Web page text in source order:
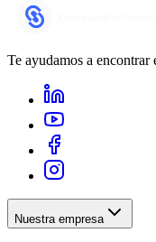
Te ayudamos a encontrar
Nuestra empresa